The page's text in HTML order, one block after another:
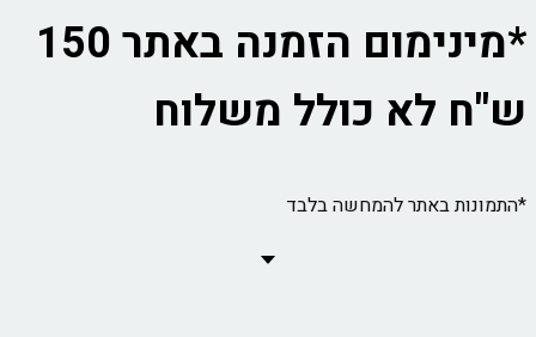
*מינימום הזמנה באתר 150
לא כולל משלוח
באתר להמחשה בלבד